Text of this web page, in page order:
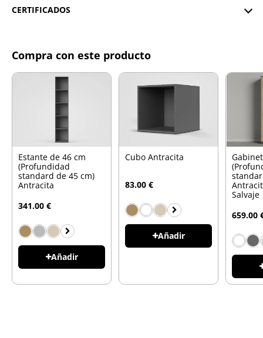
CERTIFICADOS
Compra con este producto
Estante de 46 cm
(Profundidad
standard de 45 cm)
Antracita
341.00 €
Añadir
Cubo Antracita
83.00 €
Añadir
Salvaje
659.00